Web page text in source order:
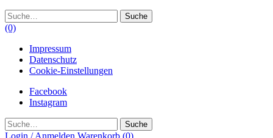
Suche
(0)
Impressum
Datenschutz
Cookie-Einstellungen
Facebook
Instagram
Suche
Login / Anmelden Warenkorb (0)